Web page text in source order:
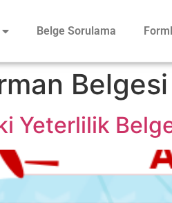
Belge Sorulama
Yeterlilik